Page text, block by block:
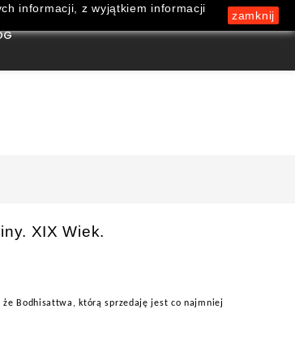
XIX Wiek.
Bodhisattwa, którą sprzedaję jest co najmniej
informacji, z wyjątkiem informacji
zamknij